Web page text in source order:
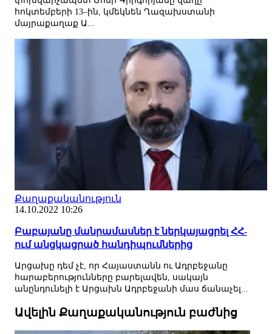
հոկտեմբերի 13–ին, կմեկնեն Ղազախստանի
մայրաքաղաք Ա...
Քաղաքականություն
14.10.2022 10:26
Բաբայանը մանրամասներ է ներկայացրել ՀՀ-
ում անցկացրած հանդիպումներից
Արցախը դեմ չէ, որ Հայաստանն ու Ադրբեջանը
հարաբերությունները բարելավեն, սակայն
անընդունելի է Արցախն Ադրբեջանի մաս ճանաչել...
Ավելին Քաղաքականություն բաժնից